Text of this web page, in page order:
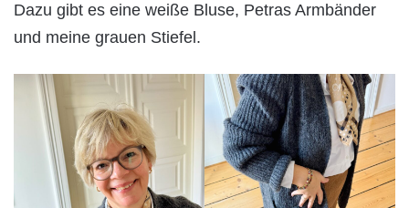
Dazu gibt es eine weiße Bluse, Petras Armbänder
und meine grauen Stiefel.